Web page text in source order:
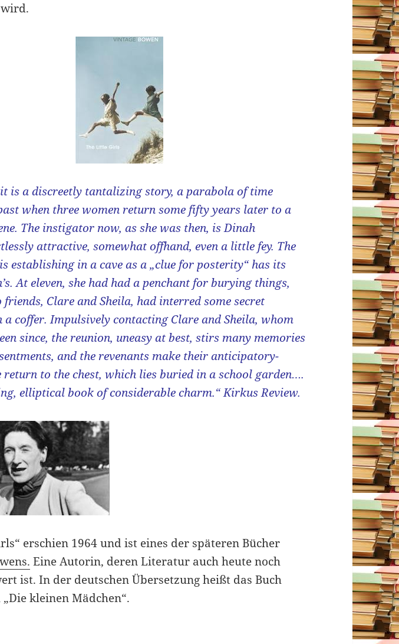
is a discreetly tantalizing story, a parabola of time
when three women return some fifty years later to a
The instigator now, as she was then, is Dinah
attractive, somewhat offhand, even a little fey. The
establishing in a cave as a „clue for posterity“ has its
At eleven, she had had a penchant for burying things,
Clare and Sheila, had interred some secret
a coffer. Impulsively contacting Clare and Sheila, whom
since, the reunion, uneasy at best, stirs many memories
and the revenants make their anticipatory-
return to the chest, which lies buried in a school garden….
elliptical book of considerable charm.“ Kirkus Review.
erschien 1964 und ist eines der späteren Bücher
Eine Autorin, deren Literatur auch heute noch
ist. In der deutschen Übersetzung heißt das Buch
kleinen Mädchen“.